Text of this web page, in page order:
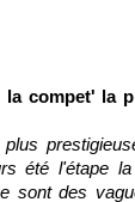
compet' la
été l'étape
sont des